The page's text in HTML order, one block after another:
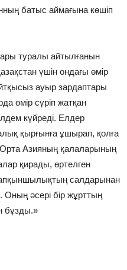
батыс аймағына көшіп
туралы айтылғанын
үшін ондағы өмір
ауыр зардаптары
өмір сүріп жатқан
күйреді. Елдер
қырғынға ұшырап, қолға
Азияның қалаларының
қирады, өртелген
салдарынан
Оның әсері бір жұрттың
бұзды.»